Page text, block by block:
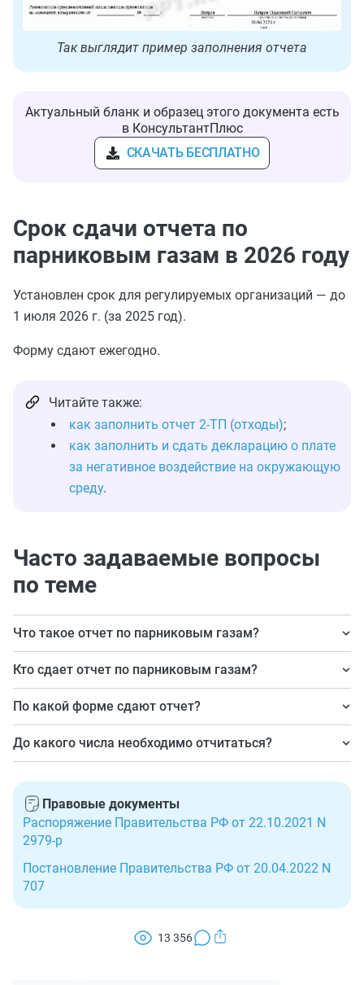
Так выглядит пример заполнения отчета
Актуальный бланк и образец этого документа есть
в КонсультантПлюс
СКАЧАТЬ БЕСПЛАТНО
Срок сдачи отчета по
парниковым газам в 2026 году
Установлен срок для регулируемых организаций — до
1 июля 2026 г. (за 2025 год).
Форму сдают ежегодно.
Читайте также:
как заполнить отчет 2-ТП (отходы);
как заполнить и сдать декларацию о плате
за негативное воздействие на окружающую
среду.
Часто задаваемые вопросы
по теме
Что такое отчет по парниковым газам?
Это сведения по выбрасываемым предприятиями
Кто сдает отчет по парниковым газам?
Регулируемые организации, отвечающие
000 и более тонн углерода; предприятие осуществляет
сжигание топлива, технологические операции с
нефтью, газом и углем.
По какой форме сдают отчет?
По форме, утвержденной постановлением
До какого числа необходимо отчитаться?
Правовые документы
Распоряжение Правительства РФ от 22.10.2021 N
2979-р
Постановление Правительства РФ от 20.04.2022 N
707
13 356